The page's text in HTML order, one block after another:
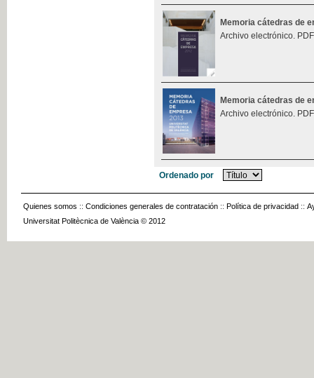
Memoria cátedras de
Archivo electrónico.
Memoria cátedras de
Archivo electrónico.
Ordenado por
Quienes somos :: Condiciones generales de contratación :: Política de privacidad ::
Universitat Politècnica de València © 2012